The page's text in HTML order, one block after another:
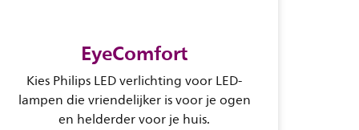
EyeComfort
Kies Philips LED verlichting voor LED-
lampen die vriendelijker is voor je ogen
en helderder voor je huis.